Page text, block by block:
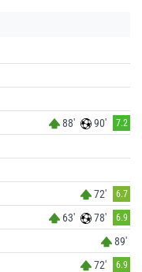
88' 90' 7.2
72' 6.7
63' 78' 6.9
89'
72' 6.9